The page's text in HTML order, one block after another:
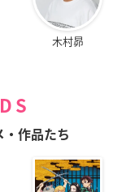
木村昴
・作品たち